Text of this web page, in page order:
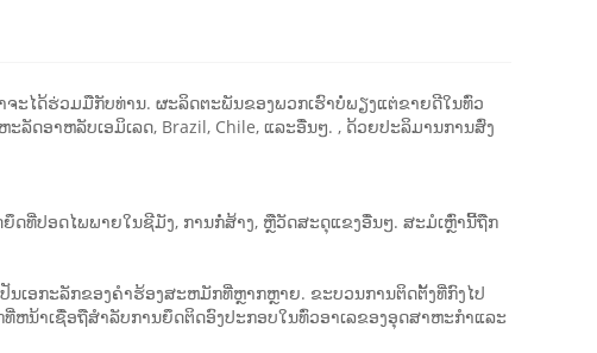
ຈະໄດ້ຮ່ວມມືກັບທ່ານ. ຜະລິດຕະພັນຂອງພວກເຮົາບໍ່ພຽງແຕ່ຂາຍດີໃນທົ່ວ
ລັດອາຫລັບເອມິເລດ, Brazil, Chile, ແລະອື່ນໆ. , ດ້ວຍ​ປະລິມານ​ການ​ສົ່ງ​
ທີ່ປອດໄພພາຍໃນຊີມັງ, ການກໍ່ສ້າງ, ຫຼືວັດສະດຸແຂງອື່ນໆ. ສະມໍເຫຼົ່ານີ້ຖືກ
ເອກະລັກຂອງຄໍາຮ້ອງສະຫມັກທີ່ຫຼາກຫຼາຍ. ຂະບວນການຕິດຕັ້ງທີ່ກົງໄປ
ນ້າເຊື່ອຖືສໍາລັບການຍຶດຕິດອົງປະກອບໃນທົ່ວອາເລຂອງອຸດສາຫະກໍາແລະ